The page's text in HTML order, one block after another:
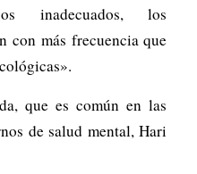
inadecuados, los
con más frecuencia que
que es común en las
de salud mental, Hari